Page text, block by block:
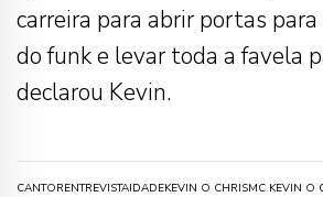
carreira para abrir portas
do funk e levar toda a favela
declarou Kevin.
CANTORENTREVISTAIDADEKEVIN O CHRISMC KEVIN O